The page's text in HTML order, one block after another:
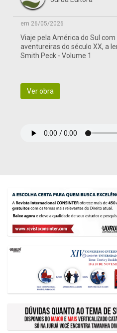
em 26/05/2026
Viaje pela América do Sul
aventureiras do século XX, a
Smith Peck - Volume 1
Ver obra